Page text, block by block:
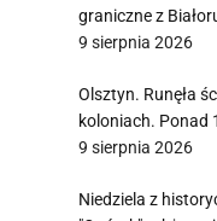
graniczne z
9 sierpnia 2026
Olsztyn. Runęła
koloniach. Ponad
9 sierpnia 2026
Niedziela z